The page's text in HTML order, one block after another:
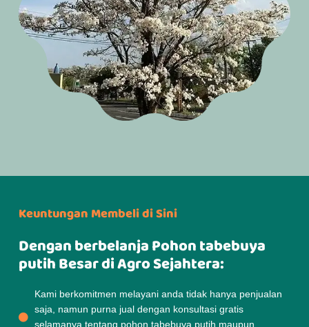
Keuntungan Membeli di Sini
Dengan berbelanja Pohon tabebuya
putih Besar di Agro Sejahtera:
Kami berkomitmen melayani anda tidak hanya penjualan
saja, namun purna jual dengan konsultasi gratis
selamanya tentang pohon tabebuya putih maupun